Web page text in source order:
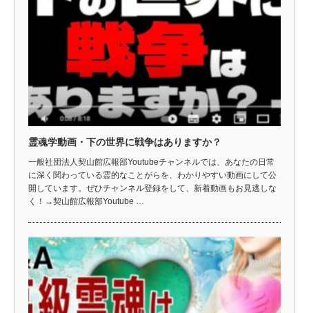
霊魂学動画・下の世界に戦争はありますか？
一般社団法人契山館広報部Youtubeチャンネルでは、あなたの日常
に深く関わっている霊的なことがらを、わかりやすい動画にして公
開しています。ぜひチャンネル登録をして、新着動画もお見逃しな
く！→契山館広報部Youtube …